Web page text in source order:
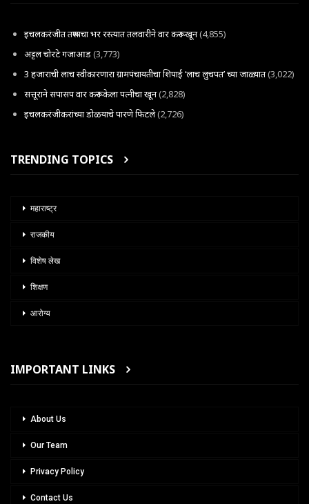
इचलकरंजीत तरूणाचा भर रस्त्यात तलवारीने वार करून खून(4,855)
अट्टल चोरटे गजाआड(3,773)
3 हजाराची लाच स्वीकारणारा ग्रामपंचायतीचा शिपाई ‘लाच लुचपत’ च्या जाळ्यात(3,022)
सत्तूराने सपासप वार करून केला पत्नीचा खून(2,828)
इचलकरंजीकरांच्या डोळयाचे पारणे फिटले(2,726)
TRENDING TOPICS
महाराष्ट्र
राजकीय
विशेष लेख
शिक्षण
आरोग्य
IMPORTANT LINKS
About Us
Our Team
Privacy Policy
Contact Us